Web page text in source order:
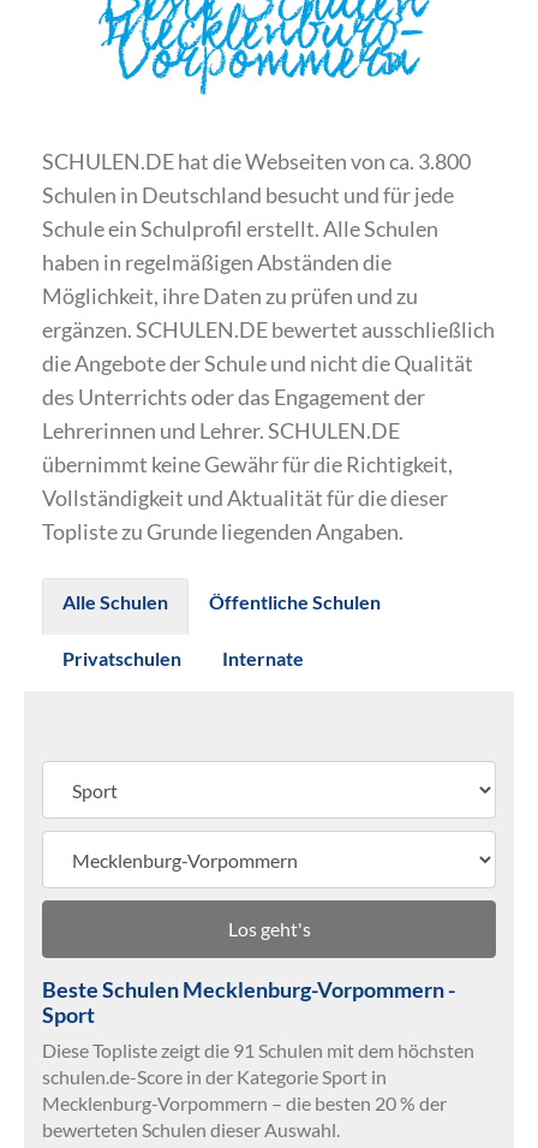
Beste Schulen
Mecklenburg-
Vorpommern
SCHULEN.DE hat die Webseiten von ca. 3.800
Schulen in Deutschland besucht und für jede
Schule ein Schulprofil erstellt. Alle Schulen
haben in regelmäßigen Abständen die
Möglichkeit, ihre Daten zu prüfen und zu
ergänzen. SCHULEN.DE bewertet ausschließlich
die Angebote der Schule und nicht die Qualität
des Unterrichts oder das Engagement der
Lehrerinnen und Lehrer. SCHULEN.DE
übernimmt keine Gewähr für die Richtigkeit,
Vollständigkeit und Aktualität für die dieser
Topliste zu Grunde liegenden Angaben.
Alle Schulen Öffentliche Schulen
Privatschulen Internate
Los geht's
Beste Schulen Mecklenburg-Vorpommern -
Sport
Diese Topliste zeigt die 91 Schulen mit dem höchsten
schulen.de-Score in der Kategorie Sport in
Mecklenburg-Vorpommern – die besten 20 % der
bewerteten Schulen dieser Auswahl.